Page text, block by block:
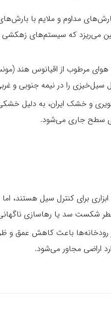
مداوم و ملایم با
می‌ریزد که سیستم‌های
مرطوب از اقیانوس هند
سیل‌خیزی را در نیمه جنوبی و
و خشک ایران، به دلیل
سطح جاری می‌شود.
برای کنترل سیل هستند،
شکست سد یا رهاسازی ناگهانی
رودخانه‌ها باعث کاهش عمق و
اراضی مجاور می‌شود.